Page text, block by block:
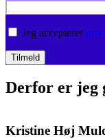
Jeg accepterer
Derfor er
Kristine Høj